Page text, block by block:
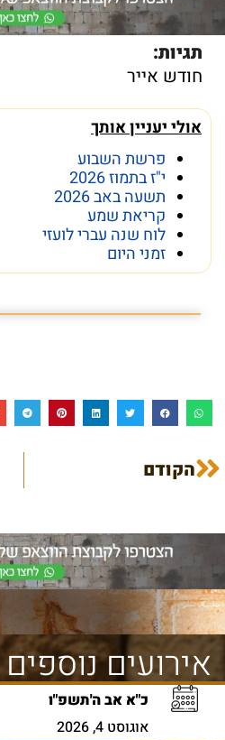
תגיות:
חודש אייר
אולי יעניין אותך
פרשת השבוע
י"ז בתמוז 2026
תשעה באב 2026
קריאת שמע
לוח שנה עברי לועזי
זמני היום
הקודם
אירועים נוספים
כ"א אב ה'תשפ"ו
אוגוסט 4, 2026